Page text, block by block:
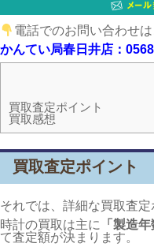
電話でのお問い合わせ
かんてい局春日井店：
買取査定ポイント
買取感想
買取査定ポイント
それでは、詳細な買取査定
時計の買取は主に
「製造
て査定額が決まります。